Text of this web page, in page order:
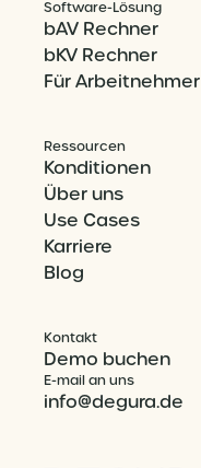
Software-Lösung
bAV Rechner
bKV Rechner
Für Arbeitnehmer
Ressourcen
Konditionen
Über uns
Use Cases
Karriere
Blog
Kontakt
Demo buchen
E-mail an uns
info@degura.de